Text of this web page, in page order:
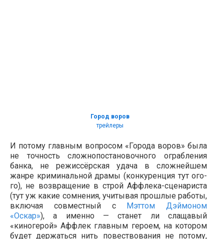
Город воров
трейлеры
И потому главным вопросом «Города воров» была
не точность сложнопостановочного ограбления
банка, не режиссёрская удача в сложнейшем
жанре криминальной драмы (конкуренция тут ого-
го), не возвращение в строй Аффлека-сценариста
(тут уж какие сомнения, учитывая прошлые работы,
включая совместный с Мэттом Дэймоном
«Оскар»), а именно — станет ли слащавый
«киногерой» Аффлек главным героем, на котором
будет держаться нить повествования не потому,